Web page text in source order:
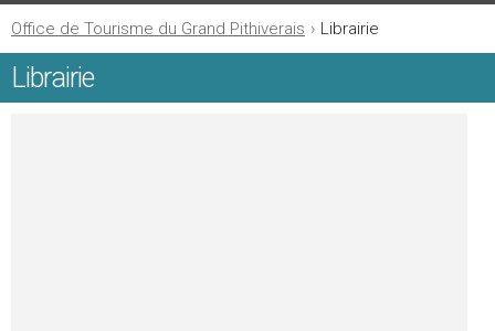
Office de Tourisme du Grand Pithiverais › Librairie
Librairie